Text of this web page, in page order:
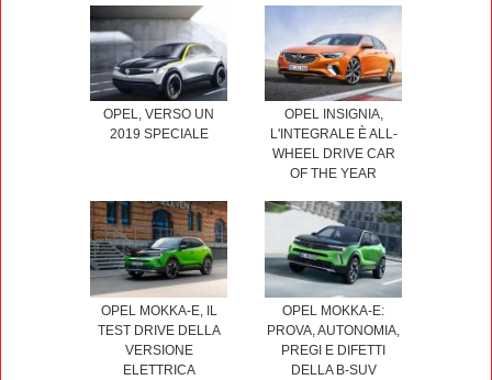
OPEL, VERSO UN
2019 SPECIALE
OPEL INSIGNIA,
L'INTEGRALE È ALL-
WHEEL DRIVE CAR
OF THE YEAR
OPEL MOKKA-E, IL
TEST DRIVE DELLA
VERSIONE
ELETTRICA
OPEL MOKKA-E:
PROVA, AUTONOMIA,
PREGI E DIFETTI
DELLA B-SUV